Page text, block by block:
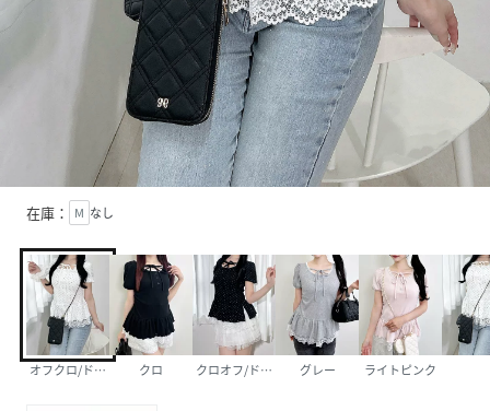
在庫： M なし
オフクロ/ドット クロ クロオフ/ドット グレー ライトピンク